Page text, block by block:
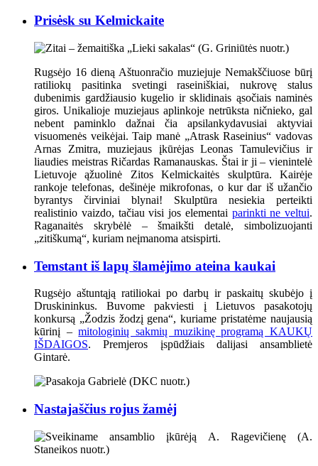
Prisėsk su Kelmickaite
Rugsėjo 16 dieną Aštuonračio muziejuje Nemakščiuose būrį
ratiliokų pasitinka svetingi raseiniškiai, nukrovę stalus
dubenimis gardžiausio kugelio ir sklidinais ąsočiais naminės
giros. Unikalioje muziejaus aplinkoje netrūksta ničnieko, gal
nebent paminklo dažnai čia apsilankydavusiai aktyviai
visuomenės veikėjai. Taip manė „Atrask Raseinius“ vadovas
Arnas Zmitra, muziejaus įkūrėjas Leonas Tamulevičius ir
liaudies meistras Ričardas Ramanauskas. Štai ir ji – vienintelė
Lietuvoje ąžuolinė Zitos Kelmickaitės skulptūra. Kairėje
rankoje telefonas, dešinėje mikrofonas, o kur dar iš užančio
byrantys čirviniai blynai! Skulptūra nesiekia perteikti
realistinio vaizdo, tačiau visi jos elementai parinkti ne veltui.
Raganaitės skrybėlė – šmaikšti detalė, simbolizuojanti
„zitiškumą“, kuriam neįmanoma atsispirti.
Temstant iš lapų šlamėjimo ateina kaukai
Rugsėjo aštuntąją ratiliokai po darbų ir paskaitų skubėjo į
Druskininkus. Buvome pakviesti į Lietuvos pasakotojų
konkursą „Žodzis žodzį gena“, kuriame pristatėme naujausią
kūrinį –mitologinių sakmių muzikinę programą KAUKŲ
IŠDAIGOS. Premjeros įspūdžiais dalijasi ansamblietė
Gintarė.
Nastajaščius rojus žamėj